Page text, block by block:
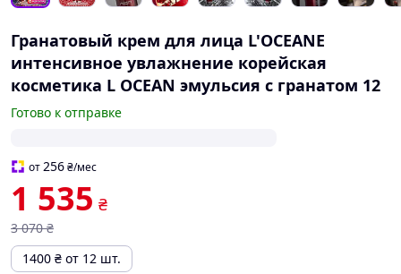
Гранатовый крем для лица L'OCEANE
интенсивное увлажнение корейская
косметика L OCEAN эмульсия с гранатом 12
Готово к отправке
от256₴/мес
1 535 ₴
3 070 ₴
1400 ₴ от 12 шт.